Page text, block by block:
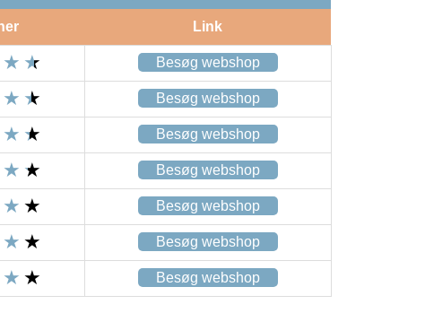
Link
Besøg webshop
Besøg webshop
Besøg webshop
Besøg webshop
Besøg webshop
Besøg webshop
Besøg webshop